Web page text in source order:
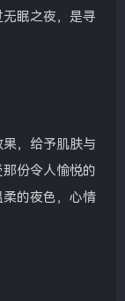
眠之夜，是寻
，给予肌肤与
份令人愉悦的
的夜色，心情